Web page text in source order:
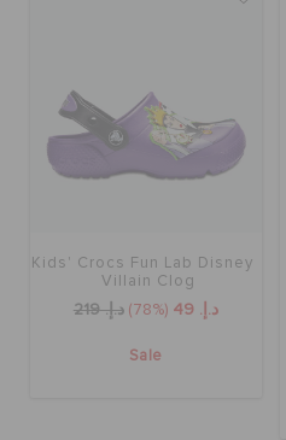
Kids' Crocs Fun Lab Disney
Villain Clog
د.إ. 49 (78%) د.إ. 219
Sale